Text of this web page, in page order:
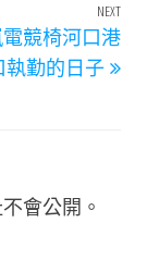
Next
Post
NEXT
競椅河口港
執勤的日子
會公開。